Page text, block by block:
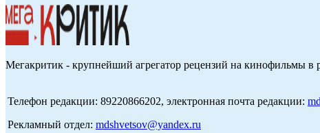
Мегакритик - крупнейший агрегатор рецензий на кинофильмы в
Телефон редакции: 89220866202, электронная почта редакции:
Рекламный отдел: mdshvetsov@yandex.ru